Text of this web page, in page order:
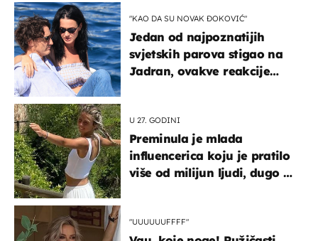
"KAO DA SU NOVAK ĐOKOVIĆ"
Jedan od najpoznatijih
svjetskih parova stigao na
Jadran, ovakve reakcije
U 27. GODINI
Preminula je mlada
influencerica koju je pratilo
više od milijun ljudi, dugo se
"UUUUUUFFFF"